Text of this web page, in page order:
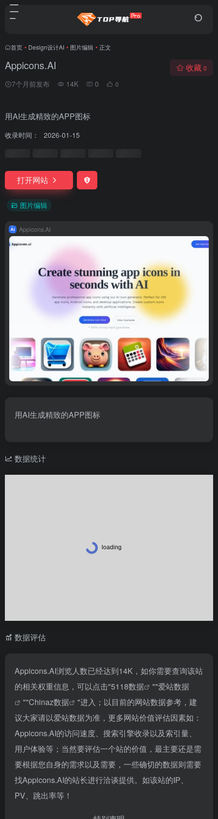
首页 • Design设计AI • 图片编辑 • 正文
Appicons.AI
7个月前发布 14K 0 0
收藏 0
用AI生成精致的APP图标
收录时间： 2026-01-15
打开网站
图片编辑
Appicons.AI
用AI生成精致的APP图标
数据统计
数据评估
Appicons.AI浏览人数已经达到14K，如你需要查询该站
的相关权重信息，可以点击"5118数据 ""爱站数据
""Chinaz数据
"进入；以目前的网站数据参考，建
议大家请以爱站数据为准，更多网站价值评估因素如：
Appicons.AI的访问速度、搜索引擎收录以及索引量、
用户体验等；当然要评估一个站的价值，最主要还是需
要根据您自身的需求以及需要，一些确切的数据则需要
找Appicons.AI的站长进行洽谈提供。如该站的IP、
PV、跳出率等！